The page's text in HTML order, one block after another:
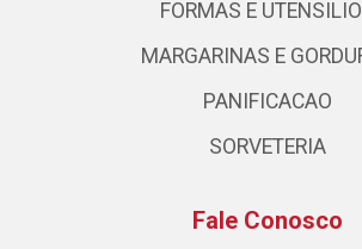
FORMAS E
MARGARINAS E
PANIFICACAO
SORVETERIA
Fale Conosco